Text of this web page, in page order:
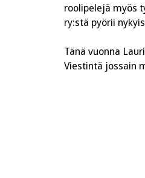
roolipelejä myös
ry:stä pyörii
Tänä vuonna
Viestintä jossain